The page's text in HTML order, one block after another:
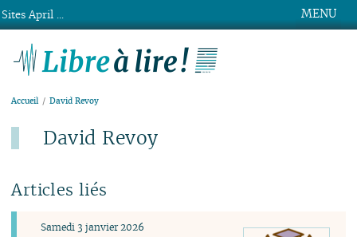
MENU
Accueil David Revoy
David Revoy
Articles liés
Samedi 3 janvier 2026
Sites April ...